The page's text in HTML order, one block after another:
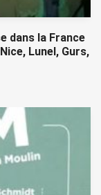
dans la France
Lunel, Gurs,